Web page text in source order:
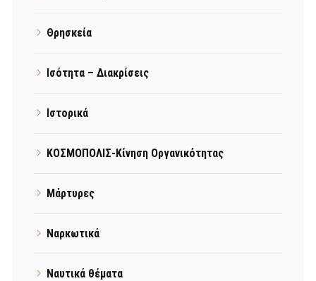
Θρησκεία
Ισότητα – Διακρίσεις
Ιστορικά
ΚΟΣΜΟΠΟΛΙΣ-Κίνηση Οργανικότητας
Μάρτυρες
Ναρκωτικά
Ναυτικά θέματα